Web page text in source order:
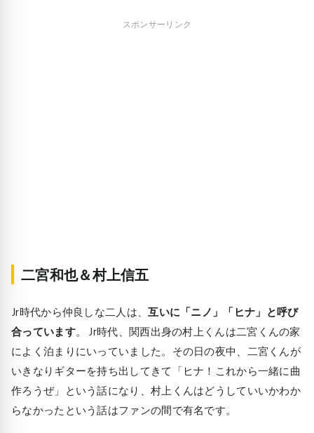
スポンサーリンク
二宮和也＆村上信五
Jr時代から仲良しな二人は、互いに「ニノ」「ヒナ」と呼び
合っています。 Jr時代、関西出身の村上くんは二宮くんの家
によく泊まりにいっていました。その日の夜中、二宮くんが
いきなりギターを持ち出してきて「ヒナ！これから一緒に曲
作ろうぜ」という話になり、村上くんはどうしていいかわか
らなかったという話はファンの間で有名です。